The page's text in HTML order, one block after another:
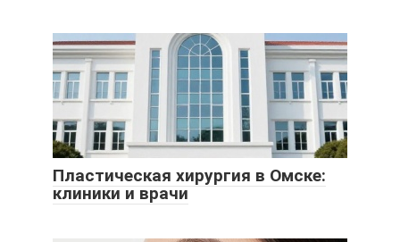
Пластическая хирургия в Омске:
клиники и врачи